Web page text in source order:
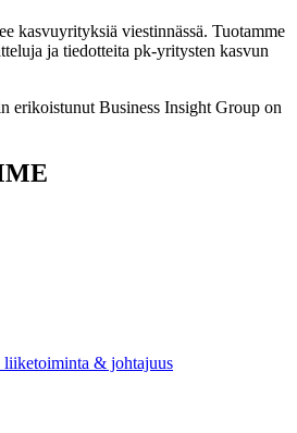
kasvuyrityksiä viestinnässä. Tuotamme
ja tiedotteita pk-yritysten kasvun
erikoistunut Business Insight Group on